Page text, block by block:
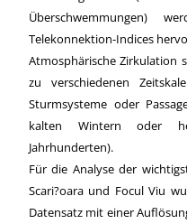
Überschwemmungen)
Telekonnektion-Indices
Atmosphärische Zirkulation
zu verschiedenen
Sturmsysteme oder
kalten Wintern oder
Jahrhunderten).
Für die Analyse der
Scari?oara und Focul Viu
Datensatz mit einer